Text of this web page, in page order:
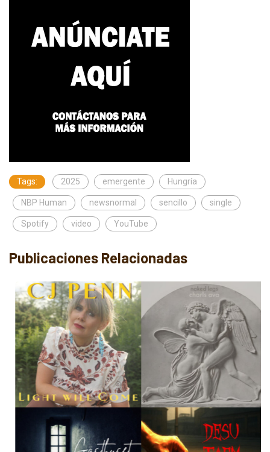
Tags: 2025 emergente Hungría
NBP Human newsnormal sencillo single
Spotify video YouTube
Publicaciones Relacionadas